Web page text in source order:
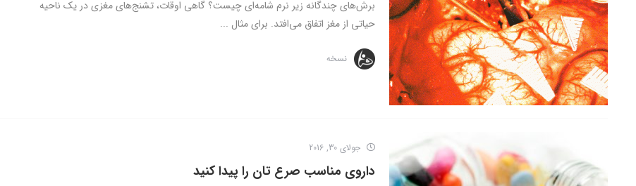
برش‌های چندگانه زیر نرم شامه‌ای چیست؟ گاهی اوقات، تشنج‌های مغزی در یک ناحیه
حیاتی از مغز اتفاق می‌افتد. برای مثال ...
نسخه
جولای 30, 2016
داروی مناسب صرع تان را پیدا کنید